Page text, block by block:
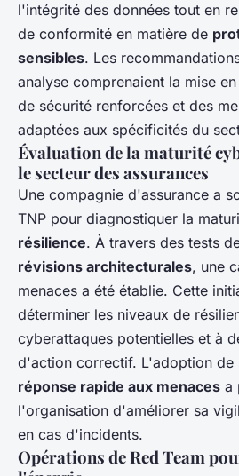
l'intégrité des données tout en
de conformité en matière de
sensibles. Les
analyse comprenaient la mise
de sécurité renforcées et des
adaptées aux spécificités du
Évaluation de la maturité
le secteur des assurances
Une compagnie d'assurance a
TNP pour diagnostiquer la
résilience. À travers des tests
révisions architecturales, une
menaces a été établie. Cette
déterminer les niveaux de
cyberattaques potentielles et à
d'action correctif. L'adoption de
réponse rapide aux menaces a
l'organisation d'améliorer sa
en cas d'incidents.
Opérations de Red Team